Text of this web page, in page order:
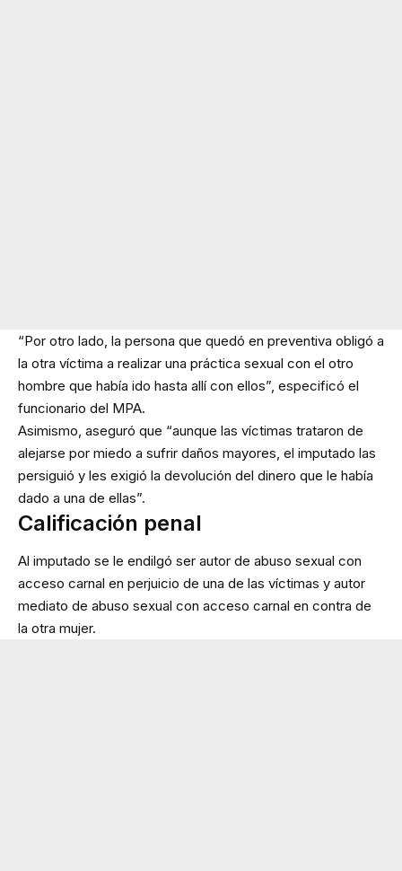
“Por otro lado, la persona que quedó en preventiva obligó a
la otra víctima a realizar una práctica sexual con el otro
hombre que había ido hasta allí con ellos”, especificó el
funcionario del MPA.
Asimismo, aseguró que “aunque las víctimas trataron de
alejarse por miedo a sufrir daños mayores, el imputado las
persiguió y les exigió la devolución del dinero que le había
dado a una de ellas”.
Calificación penal
Al imputado se le endilgó ser autor de abuso sexual con
acceso carnal en perjuicio de una de las víctimas y autor
mediato de abuso sexual con acceso carnal en contra de
la otra mujer.